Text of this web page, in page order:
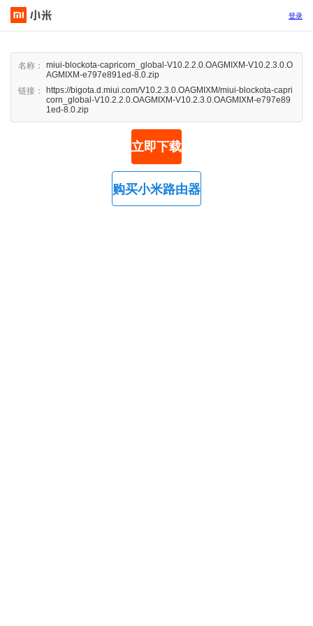
登录
名称：
miui-blockota-capricorn_global-V10.2.2.0.OAGMIXM-V10.2.3.0.O
AGMIXM-e797e891ed-8.0.zip
链接：
https://bigota.d.miui.com/V10.2.3.0.OAGMIXM/miui-blockota-capri
corn_global-V10.2.2.0.OAGMIXM-V10.2.3.0.OAGMIXM-e797e89
1ed-8.0.zip
立即下载
购买小米路由器